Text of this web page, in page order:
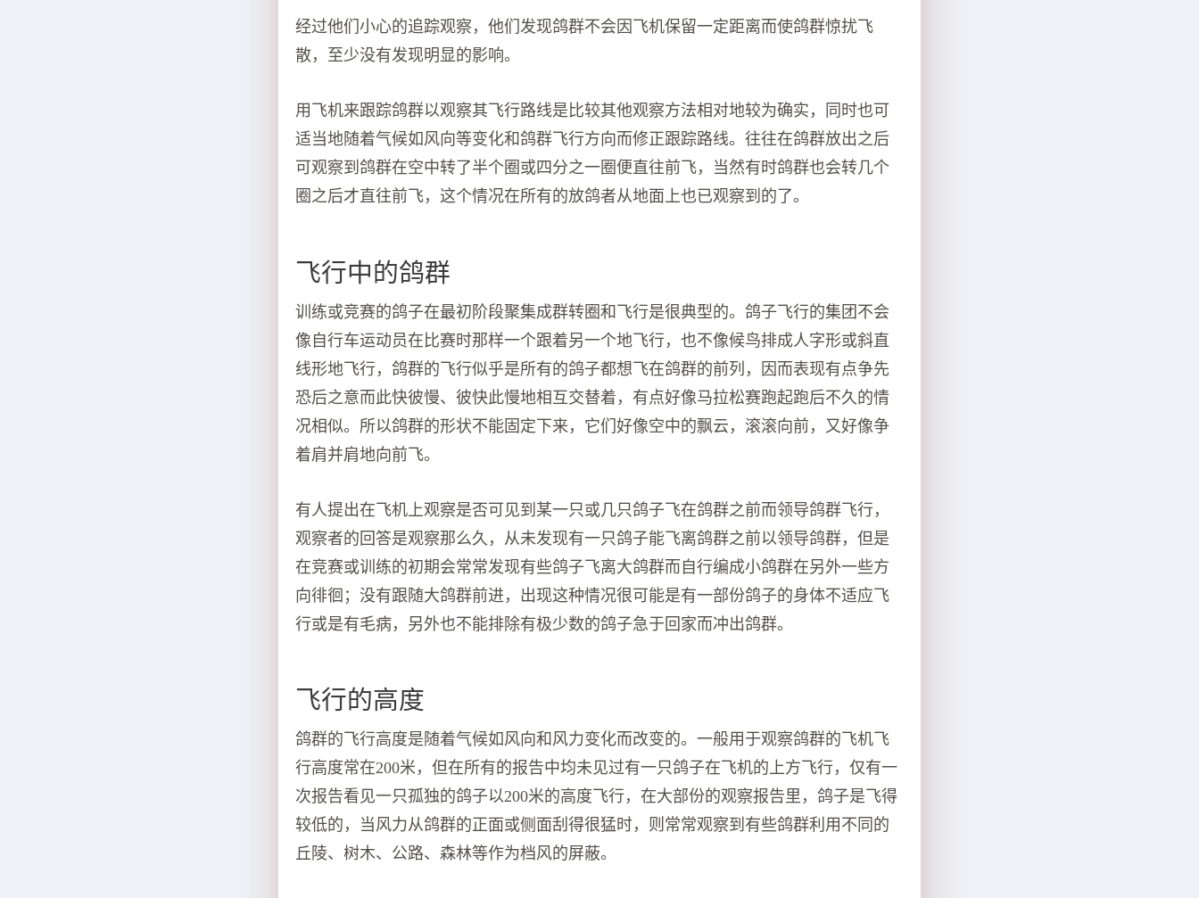
经过他们小心的追踪观察，他们发现鸽群不会因飞机保留一定距离而使鸽群惊扰飞
散，至少没有发现明显的影响。
用飞机来跟踪鸽群以观察其飞行路线是比较其他观察方法相对地较为确实，同时也可
适当地随着气候如风向等变化和鸽群飞行方向而修正跟踪路线。往往在鸽群放出之后
可观察到鸽群在空中转了半个圈或四分之一圈便直往前飞，当然有时鸽群也会转几个
圈之后才直往前飞，这个情况在所有的放鸽者从地面上也已观察到的了。
飞行中的鸽群
训练或竞赛的鸽子在最初阶段聚集成群转圈和飞行是很典型的。鸽子飞行的集团不会
像自行车运动员在比赛时那样一个跟着另一个地飞行，也不像候鸟排成人字形或斜直
线形地飞行，鸽群的飞行似乎是所有的鸽子都想飞在鸽群的前列，因而表现有点争先
恐后之意而此快彼慢、彼快此慢地相互交替着，有点好像马拉松赛跑起跑后不久的情
况相似。所以鸽群的形状不能固定下来，它们好像空中的飘云，滚滚向前，又好像争
着肩并肩地向前飞。
有人提出在飞机上观察是否可见到某一只或几只鸽子飞在鸽群之前而领导鸽群飞行，
观察者的回答是观察那么久，从未发现有一只鸽子能飞离鸽群之前以领导鸽群，但是
在竞赛或训练的初期会常常发现有些鸽子飞离大鸽群而自行编成小鸽群在另外一些方
向徘徊；没有跟随大鸽群前进，出现这种情况很可能是有一部份鸽子的身体不适应飞
行或是有毛病，另外也不能排除有极少数的鸽子急于回家而冲出鸽群。
飞行的高度
鸽群的飞行高度是随着气候如风向和风力变化而改变的。一般用于观察鸽群的飞机飞
行高度常在200米，但在所有的报告中均未见过有一只鸽子在飞机的上方飞行，仅有一
次报告看见一只孤独的鸽子以200米的高度飞行，在大部份的观察报告里，鸽子是飞得
较低的，当风力从鸽群的正面或侧面刮得很猛时，则常常观察到有些鸽群利用不同的
丘陵、树木、公路、森林等作为档风的屏蔽。